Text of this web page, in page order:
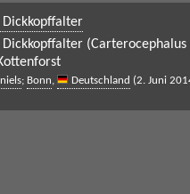
(Carterocephalus
; Bonn, Deutschland (2. Juni